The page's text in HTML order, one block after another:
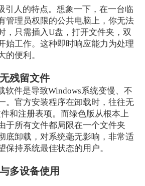
引人的特点。想象一下，在一台临
管理员权限的公共电脑上，你无法
，只需插入U盘，打开文件夹，双
始工作。这种即时响应能力为处理
的便利。
残留文件
软件是导致Windows系统变慢、不
。官方安装程序在卸载时，往往无
和注册表项。而绿色版从根本上
于所有文件都局限在一个文件夹
底卸载，对系统毫无影响，非常适
保持系统最佳状态的用户。
多设备使用